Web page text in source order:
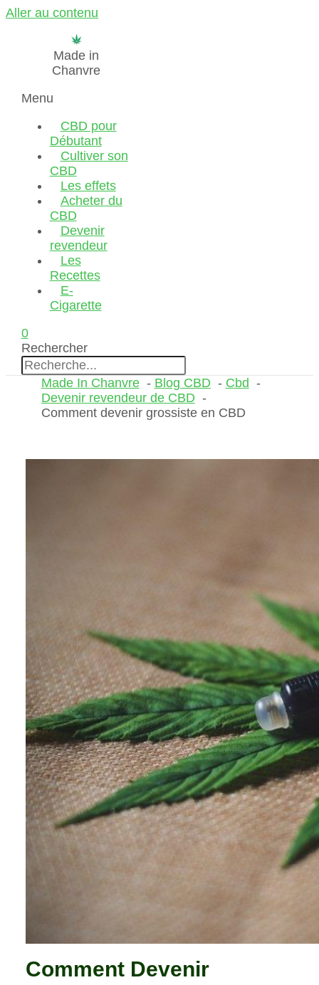
Aller au contenu
Made in
Chanvre
Menu
CBD pour
Débutant
Cultiver son
CBD
Les effets
Acheter du
CBD
Devenir
revendeur
Les
Recettes
E-
Cigarette
0
Rechercher
Made In Chanvre Blog CBD
Cbd
Devenir revendeur de CBD
Comment devenir grossiste en CBD
Comment Devenir